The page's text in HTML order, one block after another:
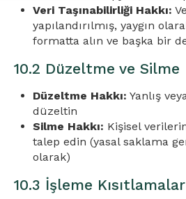
Veri Taşınabilirliği Hakkı:
yapılandırılmış, yaygın
formatta alın ve başka bir
10.2 Düzeltme ve Silme
Düzeltme Hakkı: Yanlış
düzeltin
Silme Hakkı: Kişisel
talep edin (yasal saklama
olarak)
10.3 İşleme